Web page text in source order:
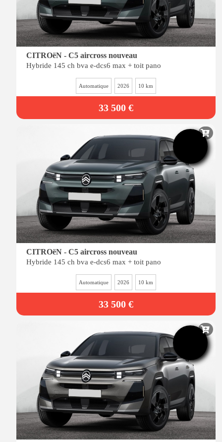
CITROëN - C5 aircross nouveau
Hybride 145 ch bva e-dcs6 max + toit pano
Automatique 2026 10 km
33 500 €
CITROëN - C5 aircross nouveau
Hybride 145 ch bva e-dcs6 max + toit pano
Automatique 2026 10 km
33 500 €